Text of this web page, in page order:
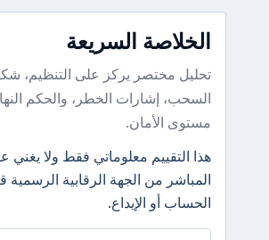
الخلاصة السريعة
تحليل مختصر يركز على التنظيم، شكاوى
السحب، إشارات الخطر، والحكم النهائي على
مستوى الأمان.
هذا التقييم معلوماتي فقط ولا يغني عن التحقق
المباشر من الجهة الرقابية الرسمية قبل فتح
الحساب أو الإيداع.